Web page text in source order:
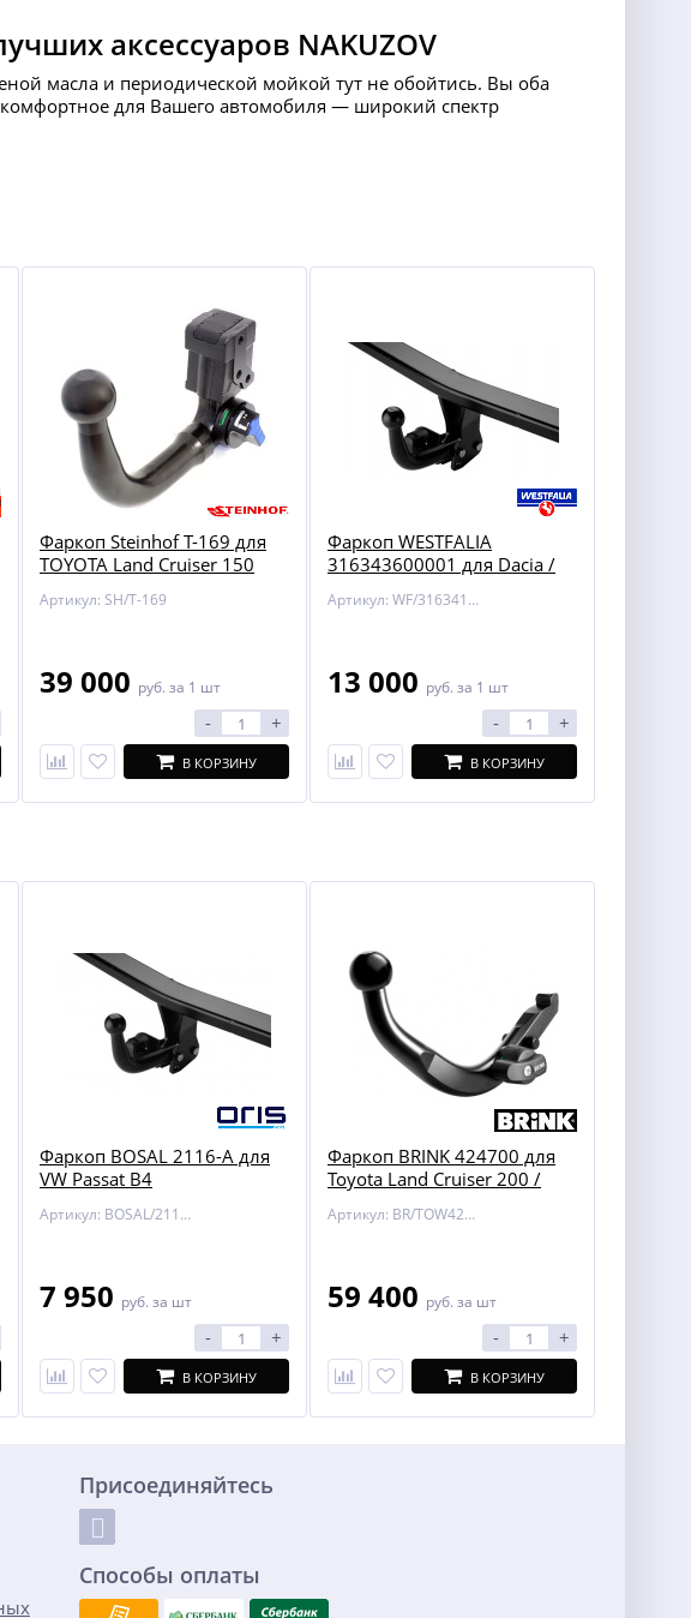
аксессуаров NAKUZOV
масла и периодической мойкой тут не обойтись. Вы оба
комфортное для Вашего автомобиля — широкий спектр
Фаркоп Steinhof T-169 для
TOYOTA Land Cruiser 150
Артикул: SH/T-169
39 000 руб. за 1 шт
- +
В КОРЗИНУ
Фаркоп WESTFALIA
316343600001 для Dacia /
Stepway 13-
Артикул: WF/316341600001
13 000 руб. за 1 шт
- +
В КОРЗИНУ
Фаркоп BOSAL 2116-A для
VW Passat B4
Артикул: BOSAL/2116-A
7 950 руб. за шт
- +
В КОРЗИНУ
Фаркоп BRINK 424700 для
Toyota Land Cruiser 200 /
Артикул: BR/TOW424700
59 400 руб. за шт
- +
В КОРЗИНУ
Присоединяйтесь
Способы оплаты